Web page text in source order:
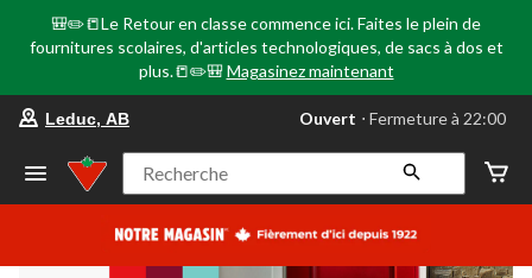
🎒✏️📒Le Retour en classe commence ici. Faites le plein de
fournitures scolaires, d'articles technologiques, de sacs à dos et
plus.📒✏️🎒 Magasinez maintenant
votre
préféré
Leduc,
AB,
courament
Fermeture
Leduc, AB Ouvert ⋅ Fermeture à 22:00
Recherche